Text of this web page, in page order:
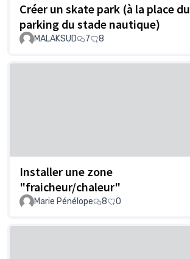
Créer un skate park (à la place du
parking du stade nautique)
MALAKSUD 7 8
Installer une zone
"fraicheur/chaleur"
Marie Pénélope 8 0